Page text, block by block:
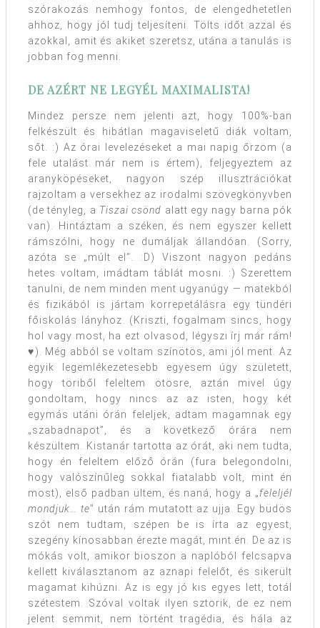
szórakozás nemhogy fontos, de elengedhetetlen
ahhoz, hogy jól tudj teljesíteni. Tölts időt azzal és
azokkal, amit és akiket szeretsz, utána a tanulás is
jobban fog menni.
DE AZÉRT NE LEGYÉL MAXIMALISTA!
Mindez persze nem jelenti azt, hogy 100%-ban
felkészült és hibátlan magaviseletű diák voltam,
sőt. :) Az órai levelezéseket a mai napig őrzöm (a
fele utalást már nem is értem), feljegyeztem az
aranyköpéseket, nagyon szép illusztrációkat
rajzoltam a versekhez az irodalmi szövegkönyvben
(de tényleg, a Tiszai csönd alatt egy nagy barna pók
van). Hintáztam a széken, és nem egyszer kellett
rámszólni, hogy ne dumáljak állandóan. (Sorry,
azóta se „múlt el”. :D) Viszont nagyon pedáns
hetes voltam, imádtam táblát mosni. :) Szerettem
tanulni, de nem minden ment ugyanúgy — matekból
és fizikából is jártam korrepetálásra egy tündéri
főiskolás lányhoz. (Kriszti, fogalmam sincs, hogy
hol vagy most, ha ezt olvasod, légyszi írj már rám!
♥). Még abból se voltam színötös, ami jól ment. Az
egyik legemlékezetesebb egyesem úgy született,
hogy töriből feleltem ötösre, aztán mivel úgy
gondoltam, hogy nincs az az isten, hogy két
egymás utáni órán feleljek, adtam magamnak egy
„szabadnapot”, és a következő órára nem
készültem. Kistanár tartotta az órát, aki nem tudta,
hogy én feleltem előző órán (fura belegondolni,
hogy valószínűleg sokkal fiatalabb volt, mint én
most), első padban ültem, és naná, hogy a „feleljél
mondjuk… te” után rám mutatott az ujja. Egy büdös
szót nem tudtam, szépen be is írta az egyest,
szegény kínosabban érezte magát, mint én. De az is
mókás volt, amikor bioszon a naplóból felcsapva
kellett kiválasztanom az aznapi felelőt, és sikerült
magamat kihúzni. Az is egy jó kis egyes lett, totál
szétestem. Szóval voltak ilyen sztorik, de ez nem
jelent semmit, nem történt tragédia, és hála az